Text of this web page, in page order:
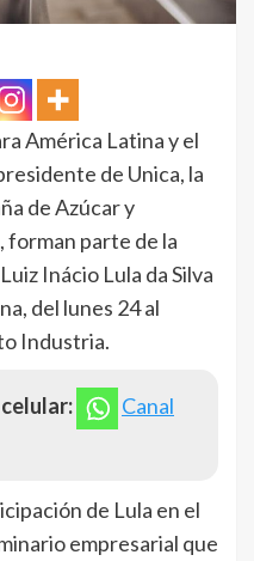
América Latina y el
de Unica, la
de Azúcar y
forman parte de la
Inácio Lula da Silva
del lunes 24 al
Industria.
Canal
de Lula en el
empresarial que